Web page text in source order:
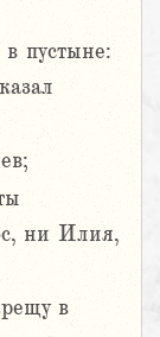
пустыне:
ни Илия,
в